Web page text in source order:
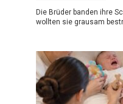
Die Brüder banden ihre
wollten sie grausam